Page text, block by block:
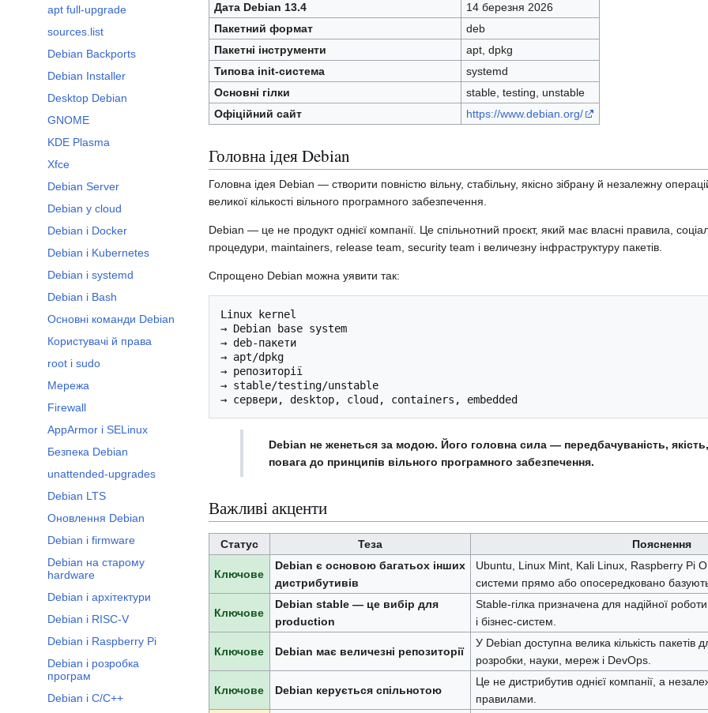
apt full-upgrade
sources.list
Debian Backports
Debian Installer
Desktop Debian
GNOME
KDE Plasma
Xfce
Debian Server
Debian у cloud
Debian і Docker
Debian і Kubernetes
Debian і systemd
Debian і Bash
Основні команди Debian
Користувачі й права
root і sudo
Мережа
Firewall
AppArmor і SELinux
Безпека Debian
unattended-upgrades
Debian LTS
Оновлення Debian
Debian і firmware
Debian на старому
hardware
Debian і архітектури
Debian і RISC-V
Debian і Raspberry Pi
Debian і розробка
програм
Debian і C/C++
Дата Debian 13.4
14 березня 2026
Пакетний формат
deb
Пакетні інструменти
apt, dpkg
Типова init-система
systemd
Основні гілки
stable, testing, unstable
Офіційний сайт
https://www.debian.org/
Головна ідея Debian
Головна ідея Debian — створити повністю вільну, стабільну, якісно зібрану й незалежну
великої кількості вільного програмного забезпечення.
Debian — це не продукт однієї компанії. Це спільнотний проєкт, який має власні правила,
процедури, maintainers, release team, security team і величезну інфраструктуру пакетів.
Спрощено Debian можна уявити так:
Linux kernel
→ Debian base system
→ deb-пакети
→ apt/dpkg
→ репозиторії
→ stable/testing/unstable
Debian не женеться за модою. Його головна сила — передбачуваність, якість,
повага до принципів вільного програмного забезпечення.
Важливі акценти
Статус Теза Пояснення
Ключове
Debian є основою багатьох інших
дистрибутивів
Ubuntu, Linux Mint, Kali Linux, Raspberry Pi
системи прямо або опосередковано
Ключове
Debian stable — це вибір для
production
Stable-гілка призначена для надійної
і бізнес-систем.
Ключове Debian має величезні репозиторії
У Debian доступна велика кількість пакетів
розробки, науки, мереж і DevOps.
Ключове Debian керується спільнотою
Це не дистрибутив однієї компанії, а
правилами.